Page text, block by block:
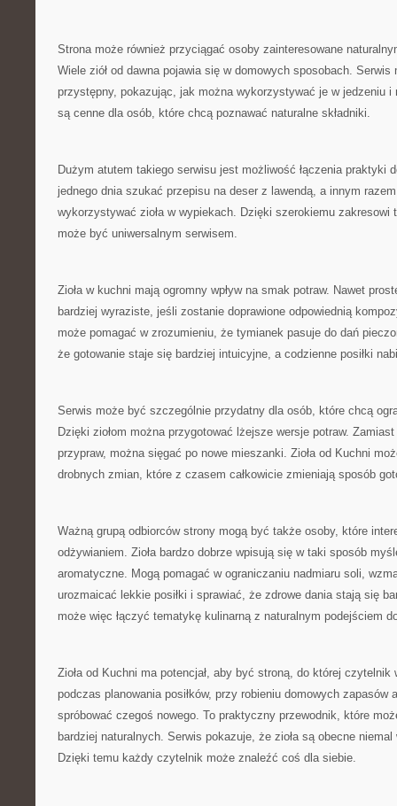
Strona może również przyciągać osoby zainteresowane
Wiele ziół od dawna pojawia się w domowych sposobach.
przystępny, pokazując, jak można wykorzystywać je w jedzeniu i
są cenne dla osób, które chcą poznawać naturalne składniki.
Dużym atutem takiego serwisu jest możliwość łączenia praktyki
jednego dnia szukać przepisu na deser z lawendą, a innym
wykorzystywać zioła w wypiekach. Dzięki szerokiemu zakresowi
może być uniwersalnym serwisem.
Zioła w kuchni mają ogromny wpływ na smak potraw. Nawet
bardziej wyraziste, jeśli zostanie doprawione odpowiednią
może pomagać w zrozumieniu, że tymianek pasuje do dań
że gotowanie staje się bardziej intuicyjne, a codzienne posiłki
Serwis może być szczególnie przydatny dla osób, które chcą
Dzięki ziołom można przygotować lżejsze wersje potraw.
przypraw, można sięgać po nowe mieszanki. Zioła od Kuchni
drobnych zmian, które z czasem całkowicie zmieniają sposób
Ważną grupą odbiorców strony mogą być także osoby, które
odżywianiem. Zioła bardzo dobrze wpisują się w taki sposób
aromatyczne. Mogą pomagać w ograniczaniu nadmiaru soli,
urozmaicać lekkie posiłki i sprawiać, że zdrowe dania stają się
może więc łączyć tematykę kulinarną z naturalnym podejściem
Zioła od Kuchni ma potencjał, aby być stroną, do której czytelnik
podczas planowania posiłków, przy robieniu domowych zapasów
spróbować czegoś nowego. To praktyczny przewodnik, które
bardziej naturalnych. Serwis pokazuje, że zioła są obecne
Dzięki temu każdy czytelnik może znaleźć coś dla siebie.